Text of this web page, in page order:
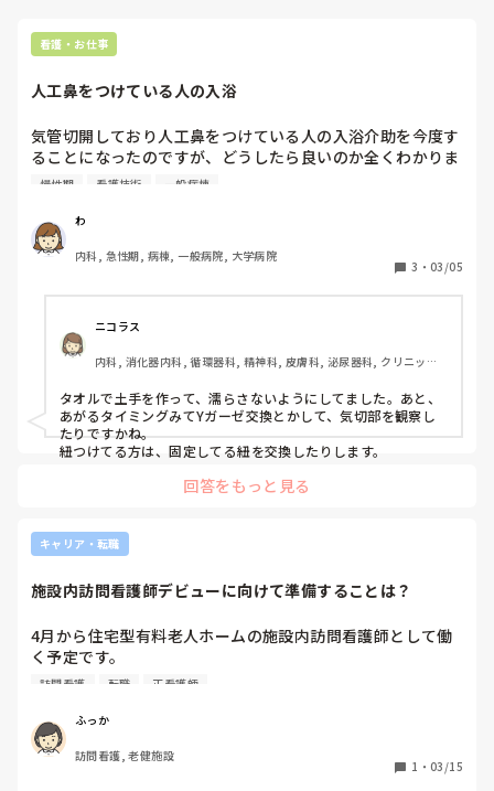
看護・お仕事
人工鼻をつけている人の入浴
気管切開しており人工鼻をつけている人の入浴介助を今度す
ることになったのですが、どうしたら良いのか全くわかりま
せん、、、。
たら良いのでしょうか。リフト浴で全介助です。
慢性期 看護技術 一般病棟
わ
内科, 急性期, 病棟, 一般病院, 大学病院
3 ・ 03/05
ニコラス
内科, 消化器内科, 循環器科, 精神科, 皮膚科, 泌尿器科, クリニック,
タオルで土手を作って、濡らさないようにしてました。あと、
あがるタイミングみてYガーゼ交換とかして、気切部を観察し
たりですかね。
紐つけてる方は、固定してる紐を交換したりします。
回答をもっと見る
キャリア・転職
施設内訪問看護師デビューに向けて準備することは？
4月から住宅型有料老人ホームの施設内訪問看護師として働
く予定です。
55床程度で、日勤帯は看護師3名常駐、私はパートとして日
今まで
地方の3次救急病院でレディース病棟45床程度（産婦人科で
訪問看護 転職 正看護師
ふっか
訪問看護, 老健施設
1 ・ 03/15